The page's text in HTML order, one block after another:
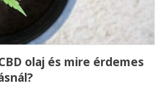
olaj és mire érdemes